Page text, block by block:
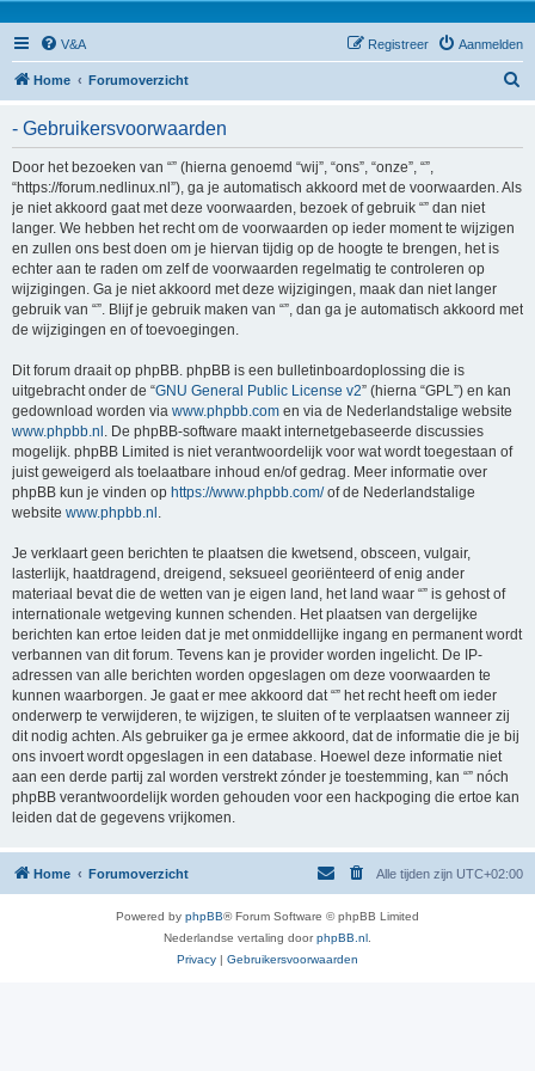
V&A Aanmelden
Registreer
Home Forumoverzicht
- Gebruikersvoorwaarden
Door het bezoeken van “” (hierna genoemd “wij”, “ons”, “onze”, “”,
“https://forum.nedlinux.nl”), ga je automatisch akkoord met de voorwaarden. Als
je niet akkoord gaat met deze voorwaarden, bezoek of gebruik “” dan niet
langer. We hebben het recht om de voorwaarden op ieder moment te wijzigen
en zullen ons best doen om je hiervan tijdig op de hoogte te brengen, het is
echter aan te raden om zelf de voorwaarden regelmatig te controleren op
wijzigingen. Ga je niet akkoord met deze wijzigingen, maak dan niet langer
gebruik van “”. Blijf je gebruik maken van “”, dan ga je automatisch akkoord met
de wijzigingen en of toevoegingen.
Dit forum draait op phpBB. phpBB is een bulletinboardoplossing die is
uitgebracht onder de “GNU General Public License v2” (hierna “GPL”) en kan
gedownload worden via www.phpbb.com en via de Nederlandstalige website
www.phpbb.nl . De phpBB-software maakt internetgebaseerde discussies
mogelijk. phpBB Limited is niet verantwoordelijk voor wat wordt toegestaan of
juist geweigerd als toelaatbare inhoud en/of gedrag. Meer informatie over
phpBB kun je vinden op https://www.phpbb.com/of de Nederlandstalige
website www.phpbb.nl .
Je verklaart geen berichten te plaatsen die kwetsend, obsceen, vulgair,
lasterlijk, haatdragend, dreigend, seksueel georiënteerd of enig ander
materiaal bevat die de wetten van je eigen land, het land waar “” is gehost of
internationale wetgeving kunnen schenden. Het plaatsen van dergelijke
berichten kan ertoe leiden dat je met onmiddellijke ingang en permanent wordt
verbannen van dit forum. Tevens kan je provider worden ingelicht. De IP-
adressen van alle berichten worden opgeslagen om deze voorwaarden te
kunnen waarborgen. Je gaat er mee akkoord dat “” het recht heeft om ieder
onderwerp te verwijderen, te wijzigen, te sluiten of te verplaatsen wanneer zij
dit nodig achten. Als gebruiker ga je ermee akkoord, dat de informatie die je bij
ons invoert wordt opgeslagen in een database. Hoewel deze informatie niet
aan een derde partij zal worden verstrekt zónder je toestemming, kan “” nóch
phpBB verantwoordelijk worden gehouden voor een hackpoging die ertoe kan
leiden dat de gegevens vrijkomen.
Home Forumoverzicht Alle tijden zijn UTC+02:00
Powered by phpBB® Forum Software © phpBB Limited
Nederlandse vertaling doorphpBB.nl
Privacy | Gebruikersvoorwaarden